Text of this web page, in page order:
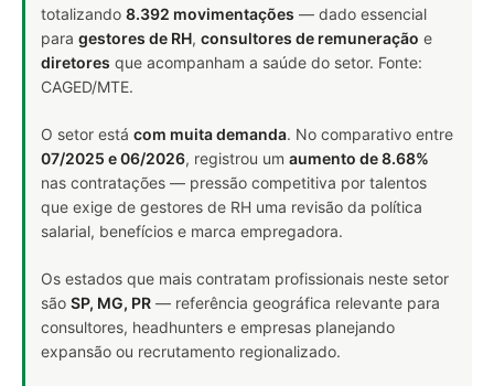
totalizando 8.392 movimentações — dado essencial
para gestores de RH, consultores de remuneração e
diretores que acompanham a saúde do setor. Fonte:
CAGED/MTE.
O setor está com muita demanda. No comparativo entre
07/2025 e 06/2026, registrou um aumento de 8.68%
nas contratações — pressão competitiva por talentos
que exige de gestores de RH uma revisão da política
salarial, benefícios e marca empregadora.
Os estados que mais contratam profissionais neste setor
são SP, MG, PR — referência geográfica relevante para
consultores, headhunters e empresas planejando
expansão ou recrutamento regionalizado.